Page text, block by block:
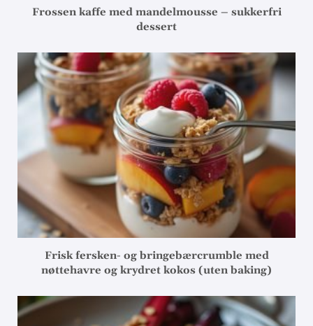
Frossen kaffe med mandelmousse – sukkerfri
dessert
Frisk fersken- og bringebærcrumble med
nøttehavre og krydret kokos (uten baking)